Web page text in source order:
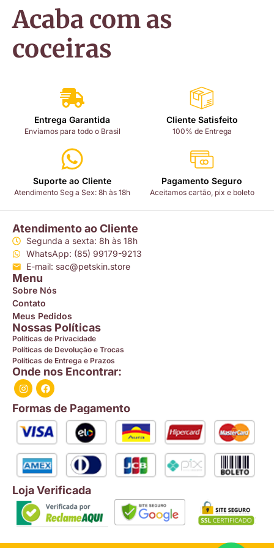
Acaba com as
coceiras
Entrega Garantida
Enviamos para todo o Brasil
Cliente Satisfeito
100% de Entrega
Suporte ao Cliente
Atendimento Seg a Sex: 8h às 18h
Pagamento Seguro
Aceitamos cartão, pix e boleto
Atendimento ao Cliente
Segunda a sexta: 8h às 18h
WhatsApp: (85) 99179-9213
E-mail: sac@petskin.store
Menu
Sobre Nós
Contato
Meus Pedidos
Nossas Políticas
Políticas de Privacidade
Políticas de Devolução e Trocas
Políticas de Entrega e Prazos
Onde nos Encontrar:
Formas de Pagamento
Loja Verificada